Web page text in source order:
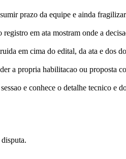
prazo da equipe e ainda
em ata mostram onde a
em cima do edital, da ata e dos
a propria habilitacao ou proposta
e conhece o detalhe tecnico e